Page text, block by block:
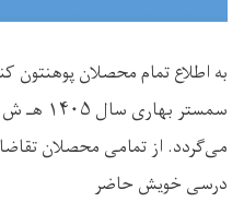
به اطلاع تمام محصلان
می‌گردد. از تمامی محصلان
درسی خویش حاضر